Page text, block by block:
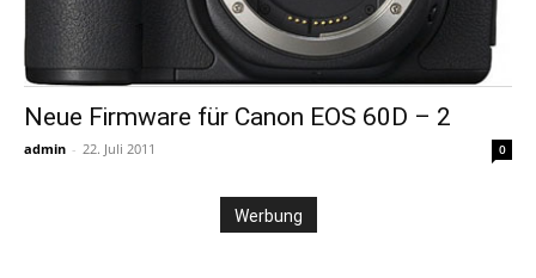
Neue Firmware für Canon EOS 60D – 2
admin - 22. Juli 2011 0
Werbung